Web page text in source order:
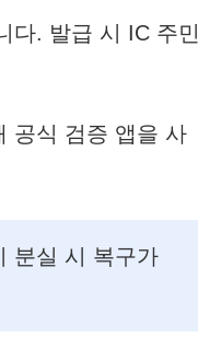
다. 발급 시 IC 주민
공식 검증 앱을 사
분실 시 복구가